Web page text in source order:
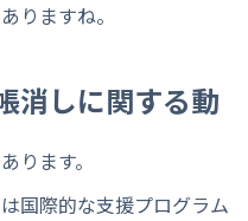
りますね。
消しに関する動
ります。
国際的な支援プログラム